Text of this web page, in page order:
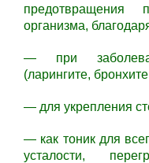
предотвращения
организма,
— при
(ларингите,
— для укрепления
— как тоник для
усталости,